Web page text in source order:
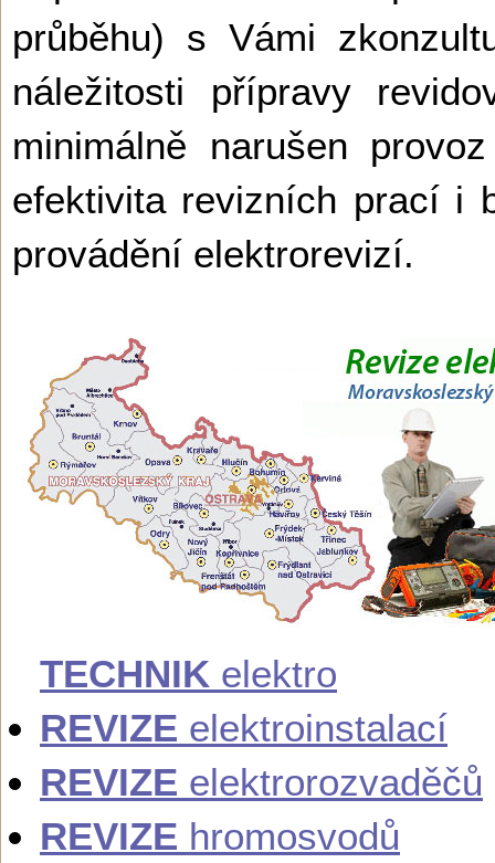
průběhu) s Vámi
náležitosti přípravy
minimálně narušen
efektivita revizních prací i
provádění elektrorevizí.
TECHNIK elektro
REVIZE elektroinstalací
REVIZE elektrorozvaděčů
REVIZE hromosvodů